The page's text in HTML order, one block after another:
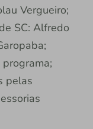
Vergueiro;
SC: Alfredo
pelas